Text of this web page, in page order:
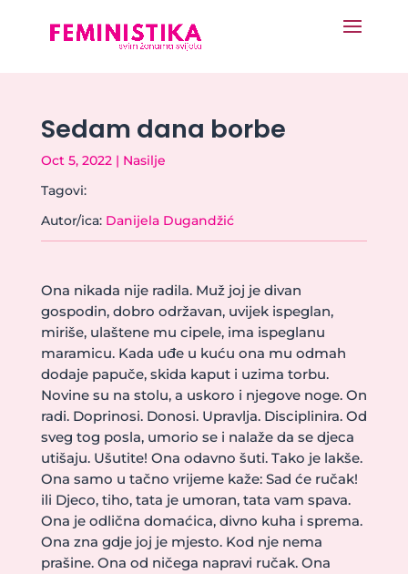
Sedam dana borbe
Oct 5, 2022| Nasilje
Tagovi:
Autor/ica: Danijela Dugandžić
Ona nikada nije radila. Muž joj je divan
gospodin, dobro održavan, uvijek ispeglan,
miriše, ulaštene mu cipele, ima ispeglanu
maramicu. Kada uđe u kuću ona mu odmah
dodaje papuče, skida kaput i uzima torbu.
Novine su na stolu, a uskoro i njegove noge. On
radi. Doprinosi. Donosi. Upravlja. Disciplinira. Od
sveg tog posla, umorio se i nalaže da se djeca
utišaju. Ušutite! Ona odavno šuti. Tako je lakše.
Ona samo u tačno vrijeme kaže: Sad će ručak!
ili Djeco, tiho, tata je umoran, tata vam spava.
Ona je odlična domaćica, divno kuha i sprema.
Ona zna gdje joj je mjesto. Kod nje nema
prašine. Ona od ničega napravi ručak. Ona